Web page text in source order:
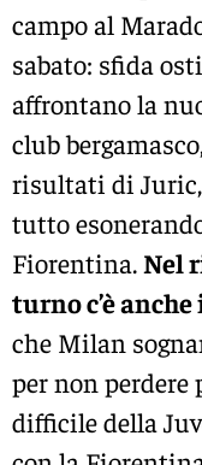
campo al
sabato: sfida
affrontano la
club
risultati di Juric,
tutto
Fiorentina. Nel
turno c’è
che Milan
per non
difficile della